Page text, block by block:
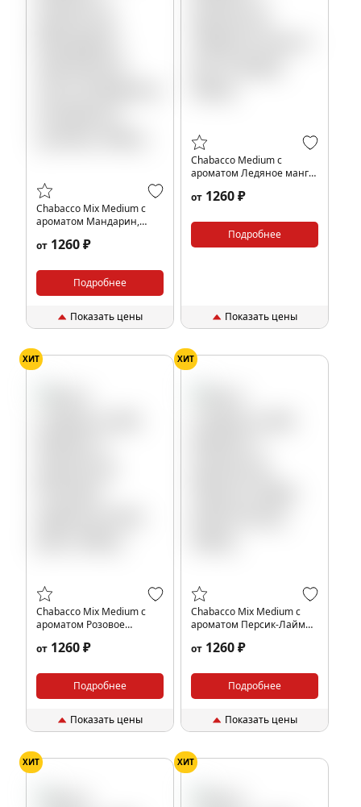
Chabacco Mix Medium с
ароматом Мандарин,
(Tangerine Strawberry
от 1260 ₽
Подробнее
Показать цены
Chabacco Medium с
ароматом Ледяное манго
от 1260 ₽
Подробнее
Показать цены
ХИТ
Chabacco Mix Medium с
ароматом Розовое
от 1260 ₽
Подробнее
Показать цены
ХИТ
Chabacco Mix Medium с
ароматом Персик-Лайм
от 1260 ₽
Подробнее
Показать цены
ХИТ ХИТ